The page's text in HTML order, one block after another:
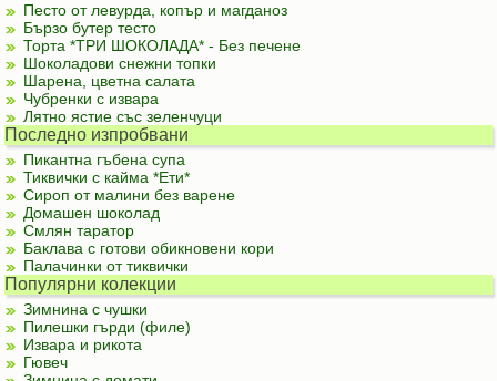
Песто от левурда, копър и магданоз
Бързо бутер тесто
Торта *ТРИ ШОКОЛАДА* - Без печене
Шоколадови снежни топки
Шарена, цветна салата
Чубренки с извара
Лятно ястие със зеленчуци
Последно изпробвани
Пикантна гъбена супа
Тиквички с кайма *Ети*
Сироп от малини без варене
Домашен шоколад
Смлян таратор
Баклава с готови обикновени кори
Палачинки от тиквички
Популярни колекции
Зимнина с чушки
Пилешки гърди (филе)
Извара и рикота
Гювеч